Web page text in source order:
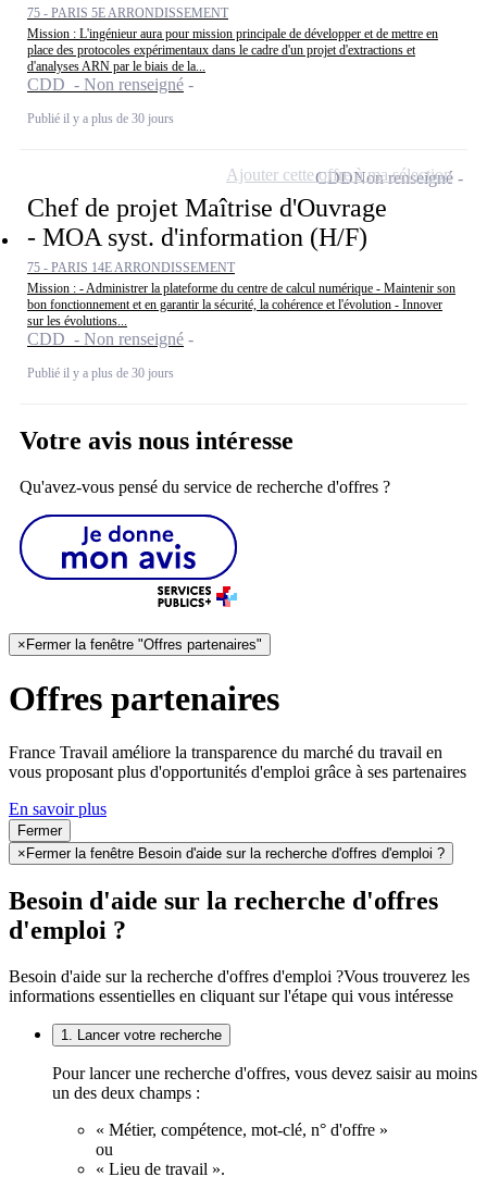
75 - PARIS 5E ARRONDISSEMENT
Mission : L'ingénieur aura pour mission principale de développer et de mettre en
place des protocoles expérimentaux dans le cadre d'un projet d'extractions et
d'analyses ARN par le biais de la...
CDD - Non renseigné
Publié il y a plus de 30 jours
Chef de projet Maîtrise d'Ouvrage
- MOA syst. d'information (H/F)
75 - PARIS 14E ARRONDISSEMENT
Mission : - Administrer la plateforme du centre de calcul numérique - Maintenir son
bon fonctionnement et en garantir la sécurité, la cohérence et l'évolution - Innover
sur les évolutions...
CDD - Non renseigné
Publié il y a plus de 30 jours
CDDNon renseigné
Ajouter cette offre à ma sélection
Votre avis nous intéresse
Qu'avez-vous pensé du service de recherche d'offres ?
× Fermer la fenêtre "Offres partenaires"
Offres partenaires
France Travail améliore la transparence du marché du travail en
vous proposant plus d'opportunités d'emploi grâce à ses partenaires
En savoir plus
Fermer
× Fermer la fenêtre Besoin d'aide sur la recherche d'offres d'emploi ?
Besoin d'aide sur la recherche d'offres
d'emploi ?
Besoin d'aide sur la recherche d'offres d'emploi ?Vous trouverez les
informations essentielles en cliquant sur l'étape qui vous intéresse
1. Lancer votre recherche
Pour lancer une recherche d'offres, vous devez saisir au moins
un des deux champs :
« Métier, compétence, mot-clé, n° d'offre »
ou
« Lieu de travail ».